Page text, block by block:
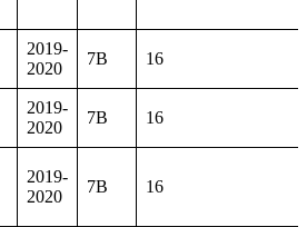
2019-
2020
7B 16
2019-
2020
7B 16
2019-
2020
7B 16